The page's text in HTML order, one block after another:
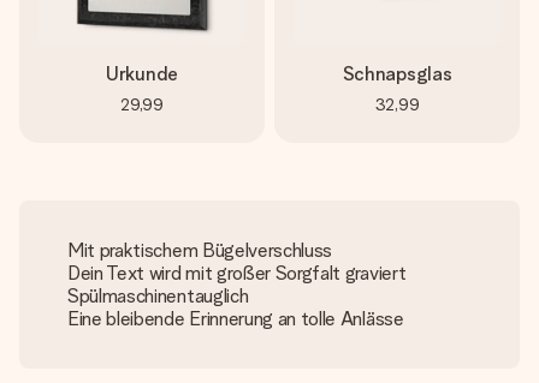
Urkunde
29,99
Schnapsglas
32,99
Mit praktischem Bügelverschluss
Dein Text wird mit großer Sorgfalt graviert
Spülmaschinentauglich
Eine bleibende Erinnerung an tolle Anlässe